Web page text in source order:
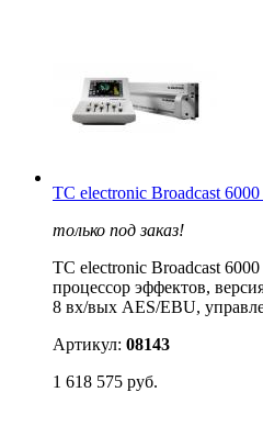
TC electronic Broadcast
только под заказ!
TC electronic Broadcast
процессор эффектов,
8 вх/вых AES/EBU,
Артикул: 08143
1 618 575 руб.